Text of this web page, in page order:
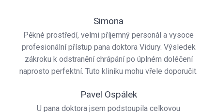
Simona
Pěkné prostředí, velmi příjemný personál a vysoce
profesionální přístup pana doktora Vidury. Výsledek
zákroku k odstranění chrápání po úplném doléčení
naprosto perfektní. Tuto kliniku mohu vřele doporučit.
Pavel Ospálek
U pana doktora jsem podstoupila celkovou